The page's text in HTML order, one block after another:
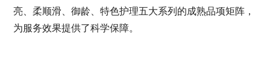
亮、柔顺滑、御龄、特色护理五大系列的成熟品项矩阵，
为服务效果提供了科学保障。